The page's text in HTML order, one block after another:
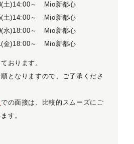
土)14:00～ Mio新都心
土)14:00～ Mio新都心
水)18:00～ Mio新都心
金)18:00～ Mio新都心
おります。
となりますので、ご了承くださ
での面接は、比較的スムーズにご
す。